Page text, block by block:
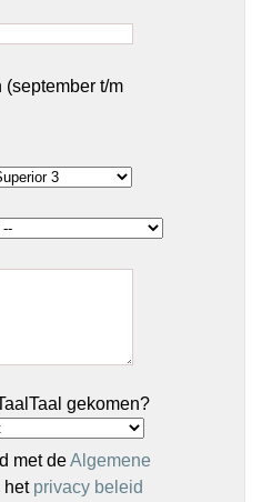
(september t/m
gekomen?
met deAlgemene
het privacy beleid